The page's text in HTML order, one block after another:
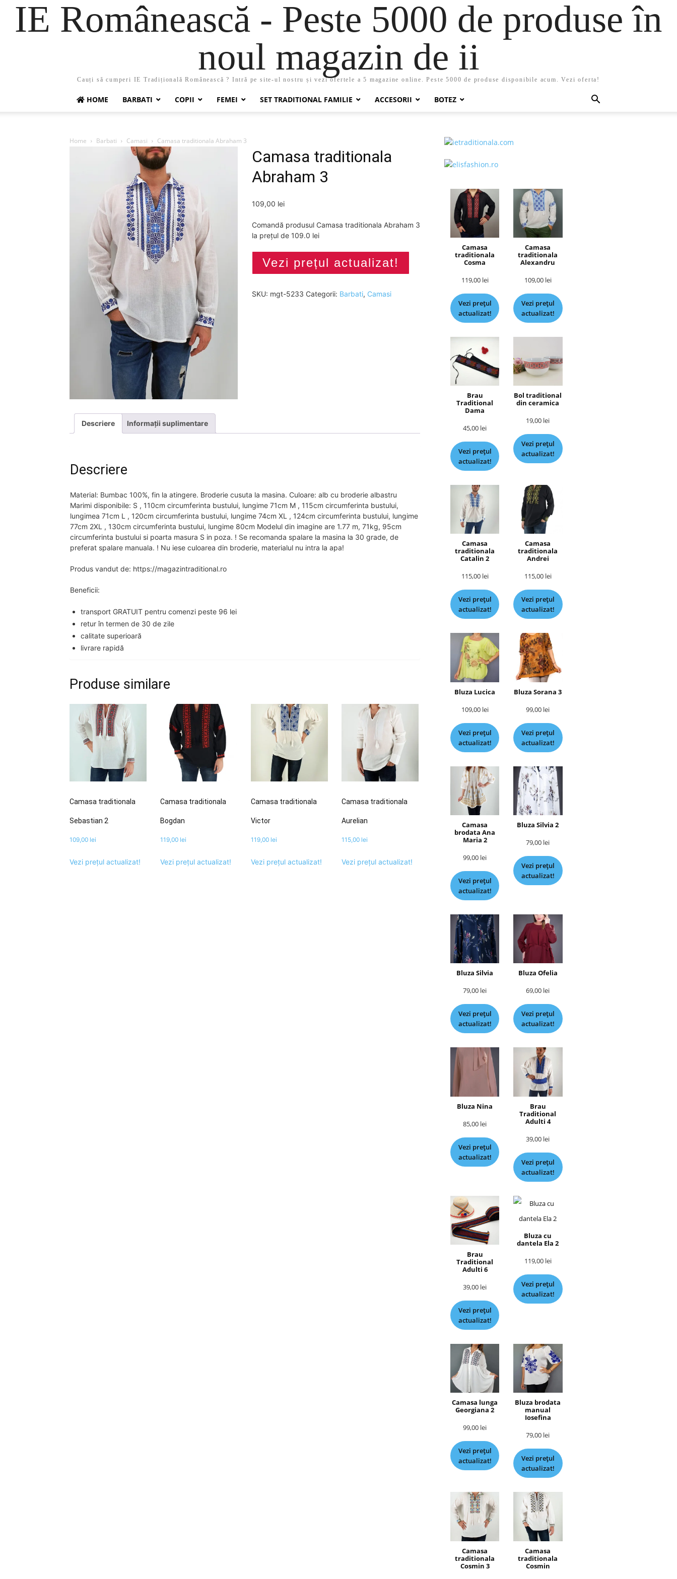
IE Românească - Peste 5000 de produse în
noul magazin de ii
Cauți să cumperi IE Tradițională Românească ? Intră pe site-ul nostru și vezi ofertele a 5 magazine online. Peste 5000 de produse disponibile acum. Vezi oferta!
HOME BARBATI COPII FEMEI SET TRADITIONAL FAMILIE ACCESORII BOTEZ
Home Barbati Camasi Camasa traditionala Abraham 3
Camasa traditionala
Abraham 3
109,00 lei
Comandă produsul Camasa traditionala Abraham 3
la prețul de 109.0 lei
Vezi prețul actualizat!
SKU: mgt-5233 Categorii: Barbati, Camasi
Descriere Informații suplimentare
Descriere
Material: Bumbac 100%, fin la atingere. Broderie cusuta la masina. Culoare: alb cu broderie albastru
Marimi disponibile: S , 110cm circumferinta bustului, lungime 71cm M , 115cm circumferinta bustului,
lungimea 71cm L , 120cm circumferinta bustului, lungime 74cm XL , 124cm circumferinta bustului, lungime
77cm 2XL , 130cm circumferinta bustului, lungime 80cm Modelul din imagine are 1.77 m, 71kg, 95cm
circumferinta bustului si poarta masura S in poza. ! Se recomanda spalare la masina la 30 grade, de
preferat spalare manuala. ! Nu iese culoarea din broderie, materialul nu intra la apa!
Produs vandut de: https://magazintraditional.ro
Beneficii:
transport GRATUIT pentru comenzi peste 96 lei
retur în termen de 30 de zile
calitate superioară
livrare rapidă
Produse similare
Camasa traditionala
Sebastian 2
109,00 lei
Vezi prețul actualizat!
Camasa traditionala
Bogdan
119,00 lei
Vezi prețul actualizat!
Camasa traditionala
Victor
119,00 lei
Vezi prețul actualizat!
Camasa traditionala
Aurelian
115,00 lei
Vezi prețul actualizat!
Camasa
traditionala
Cosma
119,00 lei
Vezi prețul
actualizat!
Camasa
traditionala
Alexandru
109,00 lei
Vezi prețul
actualizat!
Brau
Traditional
Dama
45,00 lei
Vezi prețul
actualizat!
Bol traditional
din ceramica
19,00 lei
Vezi prețul
actualizat!
Camasa
traditionala
Catalin 2
115,00 lei
Vezi prețul
actualizat!
Camasa
traditionala
Andrei
115,00 lei
Vezi prețul
actualizat!
Bluza Lucica
109,00 lei
Vezi prețul
actualizat!
Bluza Sorana 3
99,00 lei
Vezi prețul
actualizat!
Camasa
brodata Ana
Maria 2
99,00 lei
Vezi prețul
actualizat!
Bluza Silvia 2
79,00 lei
Vezi prețul
actualizat!
Bluza Silvia
79,00 lei
Vezi prețul
actualizat!
Bluza Ofelia
69,00 lei
Vezi prețul
actualizat!
Bluza Nina
85,00 lei
Vezi prețul
actualizat!
Brau
Traditional
Adulti 4
39,00 lei
Vezi prețul
actualizat!
Brau
Traditional
Adulti 6
39,00 lei
Vezi prețul
actualizat!
Bluza cu
dantela Ela 2
119,00 lei
Vezi prețul
actualizat!
Camasa lunga
Georgiana 2
99,00 lei
Vezi prețul
actualizat!
Bluza brodata
manual
Iosefina
79,00 lei
Vezi prețul
actualizat!
Camasa
traditionala
Cosmin 3
Camasa
traditionala
Cosmin